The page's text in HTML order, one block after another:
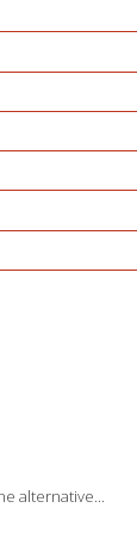
alternative...